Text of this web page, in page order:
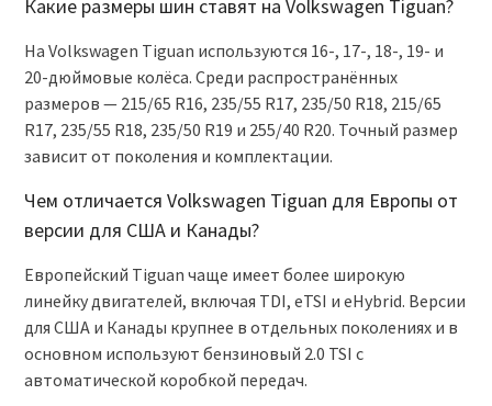
Какие размеры шин ставят на Volkswagen Tiguan?
На Volkswagen Tiguan используются 16-, 17-, 18-, 19- и
20-дюймовые колёса. Среди распространённых
размеров — 215/65 R16, 235/55 R17, 235/50 R18, 215/65
R17, 235/55 R18, 235/50 R19 и 255/40 R20. Точный размер
зависит от поколения и комплектации.
Чем отличается Volkswagen Tiguan для Европы от
версии для США и Канады?
Европейский Tiguan чаще имеет более широкую
линейку двигателей, включая TDI, eTSI и eHybrid. Версии
для США и Канады крупнее в отдельных поколениях и в
основном используют бензиновый 2.0 TSI с
автоматической коробкой передач.